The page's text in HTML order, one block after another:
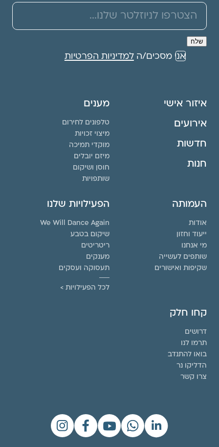
אני מסכים/הלמדיניות הפרטיות
איזור אישי
אירועים
חדשות
חנות
מענים
טלפונים לחירום
מיצוי זכויות
מוקדי תמיכה
מיזם יובלים
חוסן ושיקום
שותפויות
העמותה
אודות
ייעוד וחזון
מי אנחנו
שותפים לעשייה
שקיפות ואישורים
הפעילויות שלנו
We Will Dance Again
שיקום בטבע
ריטריטים
מענקים
תעסוקה ועסקים
לכל הפעילויות >
קחו חלק
דרושים
תרמו לנו
בואו להתנדב
הדליקו נר
צרו קשר